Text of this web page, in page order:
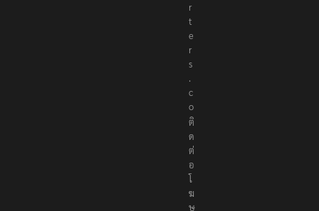
r
t
e
r
s
.
c
o
ติ
ด
ต่
อ
โ
ฆ
ษ